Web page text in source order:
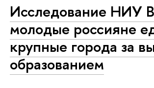
Исследование НИУ
молодые россияне
крупные города за
образованием